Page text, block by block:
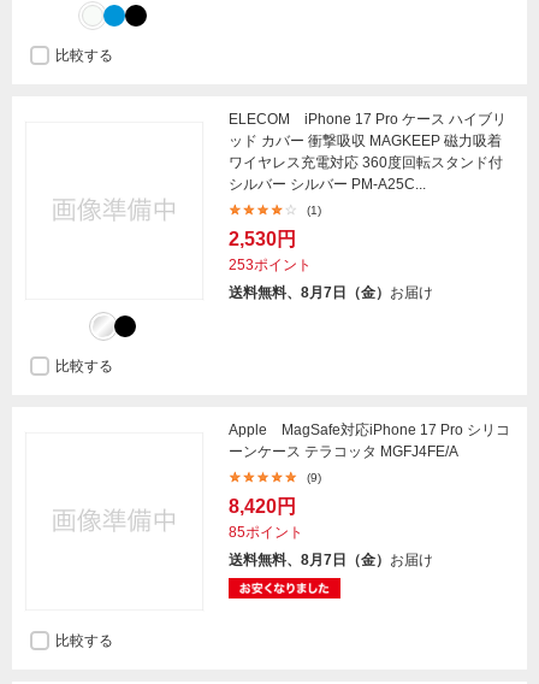
比較する
ELECOM iPhone 17 Pro ケース ハイブリ
ッド カバー 衝撃吸収 MAGKEEP 磁力吸着
ワイヤレス充電対応 360度回転スタンド付
シルバー シルバー PM-A25C...
(1)
2,530円
253ポイント
送料無料、8月7日（金） お届け
比較する
Apple MagSafe対応iPhone 17 Pro シリコ
ーンケース テラコッタ MGFJ4FE/A
(9)
8,420円
85ポイント
送料無料、8月7日（金） お届け
比較する